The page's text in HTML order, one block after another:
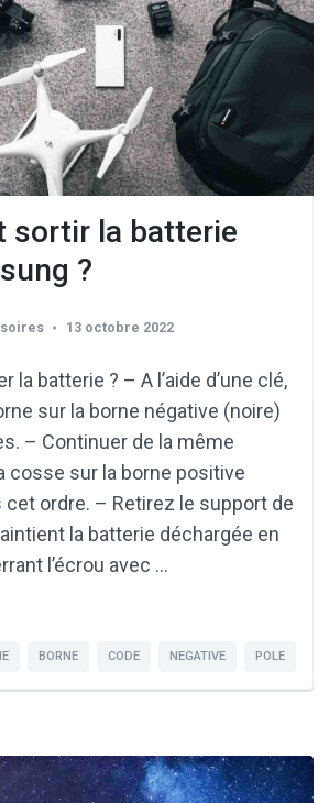
sortir la batterie
?
13 octobre 2022
la batterie ? – A l’aide d’une clé,
sur la borne négative (noire)
– Continuer de la même
cosse sur la borne positive
cet ordre. – Retirez le support de
la batterie déchargée en
l’écrou avec …
BORNE CODE NEGATIVE POLE